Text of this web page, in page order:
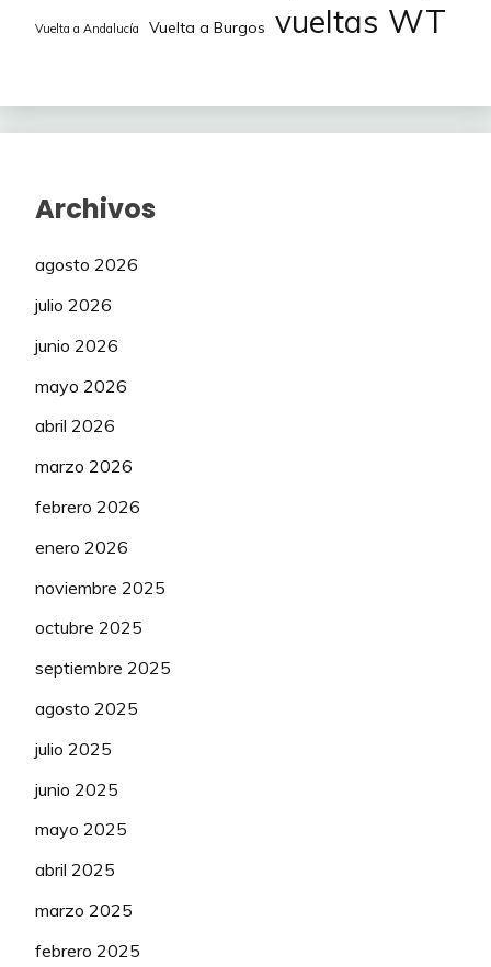
Vuelta a Andalucía Vuelta a Burgos vueltas WT
Archivos
agosto 2026
julio 2026
junio 2026
mayo 2026
abril 2026
marzo 2026
febrero 2026
enero 2026
noviembre 2025
octubre 2025
septiembre 2025
agosto 2025
julio 2025
junio 2025
mayo 2025
abril 2025
marzo 2025
febrero 2025